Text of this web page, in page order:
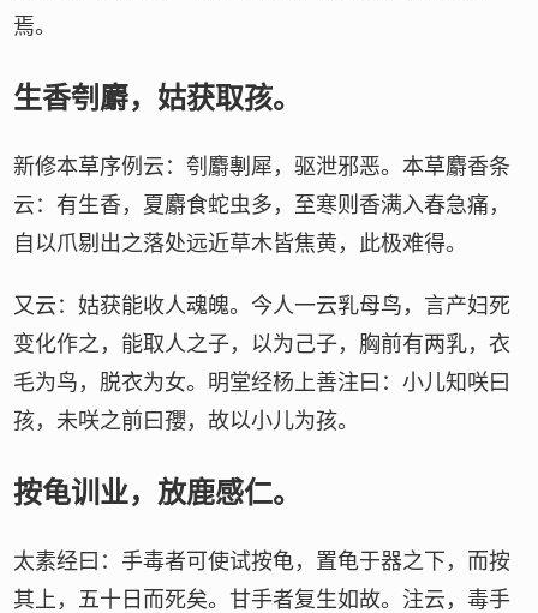
焉。
生香刳麝，姑获取孩。
新修本草序例云：刳麝剸犀，驱泄邪恶。本草麝香条
云：有生香，夏麝食蛇虫多，至寒则香满入春急痛，
自以爪剔出之落处远近草木皆焦黄，此极难得。
又云：姑获能收人魂魄。今人一云乳母鸟，言产妇死
变化作之，能取人之子，以为己子，胸前有两乳，衣
毛为鸟，脱衣为女。明堂经杨上善注曰：小儿知咲曰
孩，未咲之前曰孾，故以小儿为孩。
按龟训业，放鹿感仁。
太素经曰：手毒者可使试按龟，置龟于器之下，而按
其上，五十日而死矣。甘手者复生如故。注云，毒手